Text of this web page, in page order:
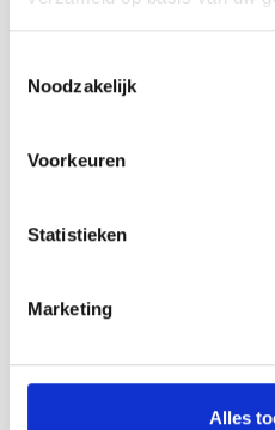
Noodzakelijk
Voorkeuren
Statistieken
Marketing
Alles